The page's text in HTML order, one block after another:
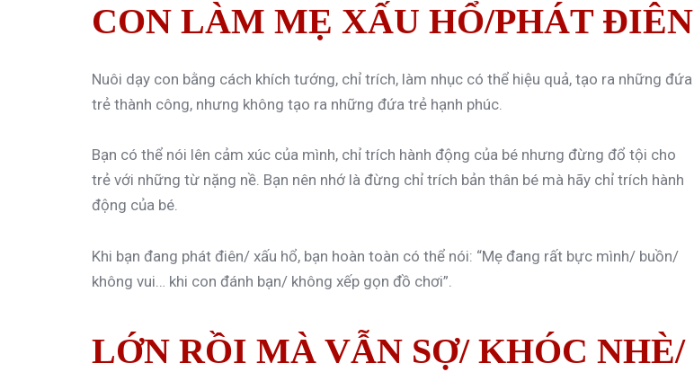
CON LÀM MẸ XẤU HỔ/PHÁT ĐIÊN
Nuôi dạy con bằng cách khích tướng, chỉ trích, làm nhục có thể hiệu quả, tạo ra những đứa
trẻ thành công, nhưng không tạo ra những đứa trẻ hạnh phúc.
Bạn có thể nói lên cảm xúc của mình, chỉ trích hành động của bé nhưng đừng đổ tội cho
trẻ với những từ nặng nề. Bạn nên nhớ là đừng chỉ trích bản thân bé mà hãy chỉ trích hành
động của bé.
Khi bạn đang phát điên/ xấu hổ, bạn hoàn toàn có thể nói: “Mẹ đang rất bực mình/ buồn/
không vui… khi con đánh bạn/ không xếp gọn đồ chơi”.
LỚN RỒI MÀ VẪN SỢ/ KHÓC NHÈ/